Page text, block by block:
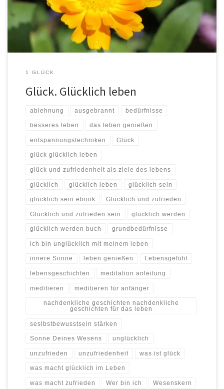
Zellen Deines Körpers und wie jedes […]
1 GLÜCK
Glück. Glücklich leben
ablehnung ausgebrannt bedürfnisse
besseres leben das leben genießen
entspannungstechniken Glück
glück glücklich leben
glück und zufriedenheit als ziele des lebens
glücklich glücklich leben glücklich sein
glücklich sein ebook Glücklich und zufrieden
Glücklich und zufrieden sein glücklich werden
glücklich werden buch grundbedürfnisse
ich bin unglücklich mit meinem leben
innere Sonne leben genießen Lebensgefühl
lebensgeschichten meditation anleitung
meditieren meditieren für anfänger
nachdenkliche geschichten nachdenkliche
geschichten für das leben
seslbstbewusstsein stärken
Sonne Deines Wesens unglücklich
unzufrieden unzufriedenheit was ist glück
was macht glücklich im Leben
was macht zufrieden Wer bin ich Wesenskern